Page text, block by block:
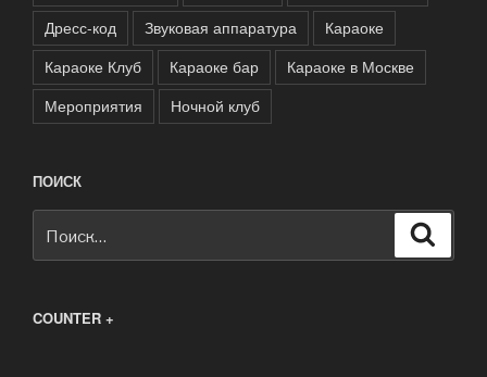
Дресс-код
Звуковая аппаратура
Караоке
Караоке Клуб
Караоке бар
Караоке в Москве
Мероприятия
Ночной клуб
ПОИСК
COUNTER +